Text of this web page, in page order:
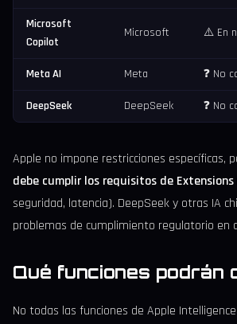
Microsoft
Copilot
Microsoft ⚠️ En
Meta AI Meta ❓ No
DeepSeek DeepSeek ❓ No
Apple no impone restricciones específicas,
debe cumplir los requisitos de Extensions
seguridad, latencia). DeepSeek y otras IA
problemas de cumplimiento regulatorio en
Qué funciones podrán
No todas las funciones de Apple